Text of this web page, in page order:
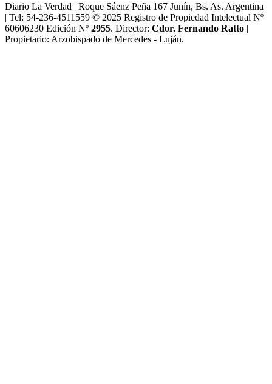
Diario La Verdad | Roque Sáenz Peña 167 Junín, Bs. As. Argentina
| Tel: 54-236-4511559 © 2025 Registro de Propiedad Intelectual Nº
60606230 Edición Nº 2955. Director:​ Cdor. Fernando Ratto |
Propietario:​ Arzobispado de Mercedes - Luján.